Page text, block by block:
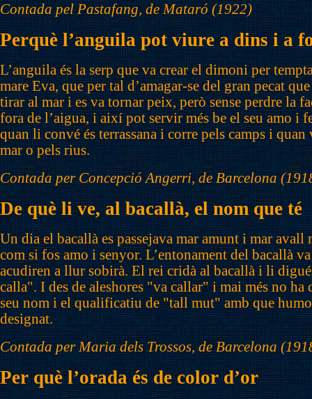
Contada pel Pastafang, de Mataró (1922)
Perquè l’anguila pot viure a dins i a
L’anguila és la serp que va crear el dimoni per
mare Eva, que per tal d’amagar-se del gran pecat
tirar al mar i es va tornar peix, però sense perdre la
fora de l’aigua, i així pot servir més be el seu amo i
quan li convé és terrassana i corre pels camps i
mar o pels rius.
Contada per Concepció Angerri, de Barcelona
De què li ve, al bacallà, el nom que té
Un dia el bacallà es passejava mar amunt i mar avall
com si fos amo i senyor. L’entonament del bacallà
acudiren a llur sobirà. El rei cridà al bacallà i li
calla". I des de aleshores "va callar" i mai més no ha
seu nom i el qualificatiu de "tall mut" amb que
designat.
Contada per Maria dels Trossos, de Barcelona
Per què l’orada és de color d’or